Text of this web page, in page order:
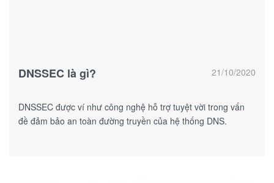
21/10/2020
DNSSEC là gì?
DNSSEC được ví như công nghệ hỗ trợ tuyệt vời trong vấn
đề đảm bảo an toàn đường truyền của hệ thống DNS.